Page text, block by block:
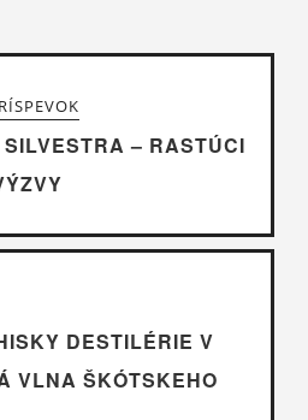
– RASTÚCI
DESTILÉRIE V
VLNA ŠKÓTSKEHO